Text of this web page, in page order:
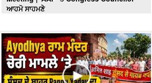
ਆਹਮੋ ਸਾਹਮਣੇ